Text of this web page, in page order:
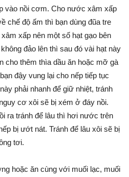
vào nồi cơm. Cho nước xâm xấp
chế độ ấm thì bạn dùng đũa tre
xấp nên một số hạt gạo bên
đảo lên thì sau đó vài hạt này
cho thêm thìa dầu ăn hoặc mỡ gà
đậy vung lại cho nếp tiếp tục
phải nhanh để giữ nhiệt, tránh
cơ xôi sẽ bị xém ở đáy nồi.
ra tránh để lâu thì hơi nước trên
bị ướt nát. Tránh để lâu xôi sẽ bị
tơi.
hoặc ăn cùng với muối lạc, muối